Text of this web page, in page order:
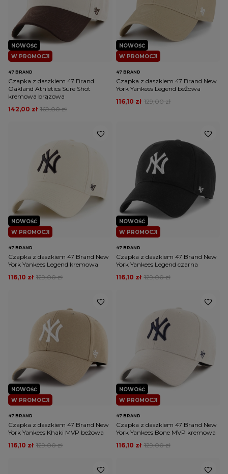
W PROMOCJI
NOWOŚĆ
47 BRAND
Czapka z daszkiem 47 Brand
Oakland Athletics Sure Shot
kremowa brązowa
169,00 zł
142,00 zł
W PROMOCJI
NOWOŚĆ
47 BRAND
Czapka z daszkiem 47 Brand New
York Yankees Legend beżowa
129,00 zł
116,10 zł
W PROMOCJI
NOWOŚĆ
47 BRAND
Czapka z daszkiem 47 Brand New
York Yankees Legend kremowa
129,00 zł
116,10 zł
W PROMOCJI
NOWOŚĆ
47 BRAND
Czapka z daszkiem 47 Brand New
York Yankees Legend czarna
129,00 zł
116,10 zł
W PROMOCJI
NOWOŚĆ
47 BRAND
Czapka z daszkiem 47 Brand New
York Yankees Khaki MVP beżowa
129,00 zł
116,10 zł
W PROMOCJI
NOWOŚĆ
47 BRAND
Czapka z daszkiem 47 Brand New
York Yankees Bone MVP kremowa
129,00 zł
116,10 zł